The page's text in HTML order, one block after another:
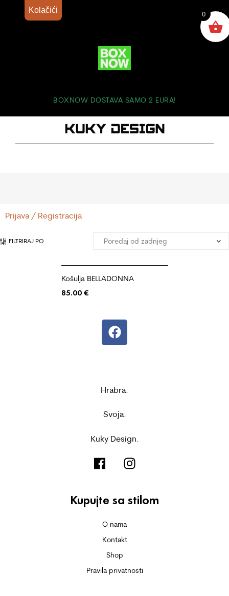
BOXNOW DOSTAVA SAMO 2 EURA!
Prijava / Registracija
FILTRIRAJ PO
Košulja BELLADONNA
85.00 €
Hrabra.
Svoja.
Kuky Design.
Kupujte sa stilom
O nama
Kontakt
Shop
Pravila privatnosti
0
Kolačići